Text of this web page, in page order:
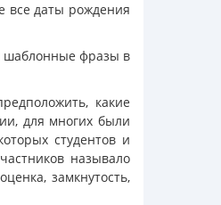
все даты рождения
шаблонные фразы в
какие
для многих были
студентов и
называло
замкнутость,